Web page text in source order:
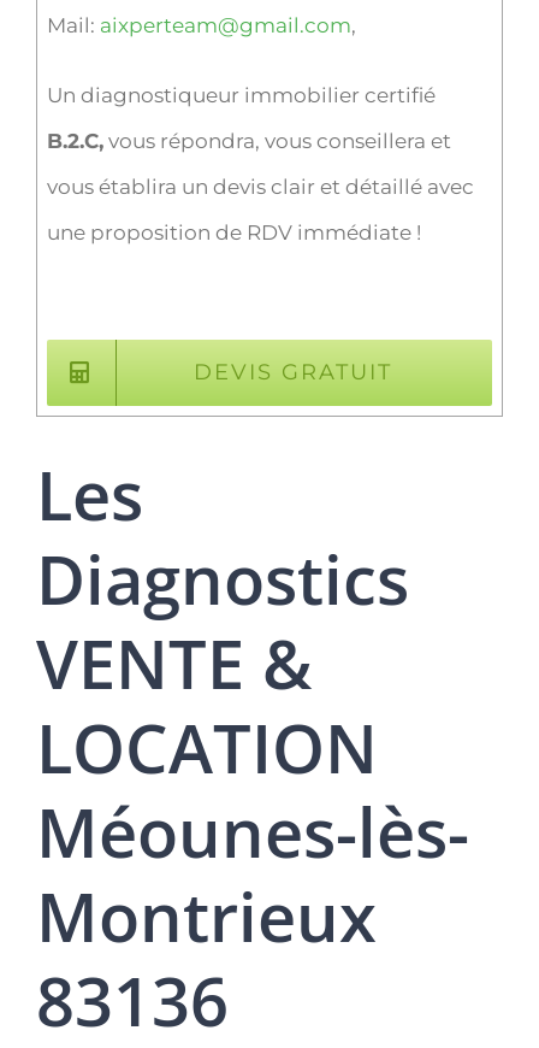
Mail: aixperteam@gmail.com,
Un diagnostiqueur immobilier certifié
B.2.C,vous répondra, vous conseillera et
vous établira un devis clair et détaillé avec
une proposition de RDV immédiate !
DEVIS GRATUIT
Les
Diagnostics
VENTE &
LOCATION
Méounes-lès-
Montrieux
83136